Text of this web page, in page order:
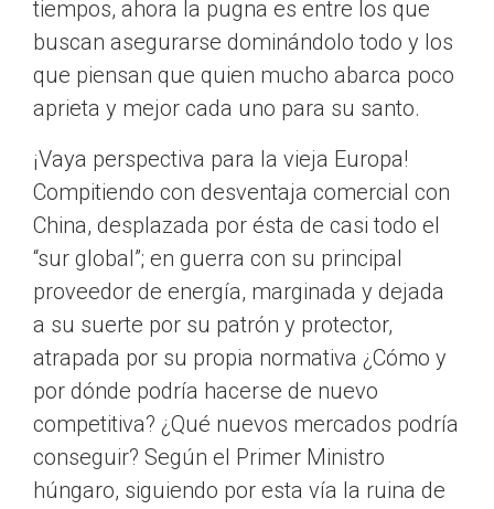
tiempos, ahora la pugna es entre los que
buscan asegurarse dominándolo todo y los
que piensan que quien mucho abarca poco
aprieta y mejor cada uno para su santo.
¡Vaya perspectiva para la vieja Europa!
Compitiendo con desventaja comercial con
China, desplazada por ésta de casi todo el
“sur global”; en guerra con su principal
proveedor de energía, marginada y dejada
a su suerte por su patrón y protector,
atrapada por su propia normativa ¿Cómo y
por dónde podría hacerse de nuevo
competitiva? ¿Qué nuevos mercados podría
conseguir? Según el Primer Ministro
húngaro, siguiendo por esta vía la ruina de